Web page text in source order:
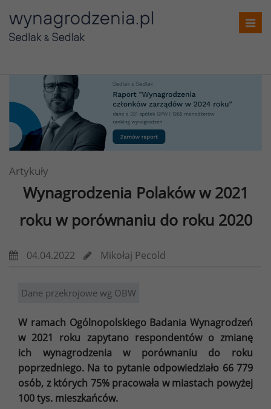
Artykuły
Wynagrodzenia Polaków w 2021
roku w porównaniu do roku 2020
04.04.2022 Mikołaj Pecold
Dane przekrojowe wg OBW
W ramach Ogólnopolskiego Badania Wynagrodzeń
w 2021 roku zapytano respondentów o zmianę
ich wynagrodzenia w porównaniu do roku
poprzedniego. Na to pytanie odpowiedziało 66 779
osób, z których 75% pracowała w miastach powyżej
100 tys. mieszkańców.